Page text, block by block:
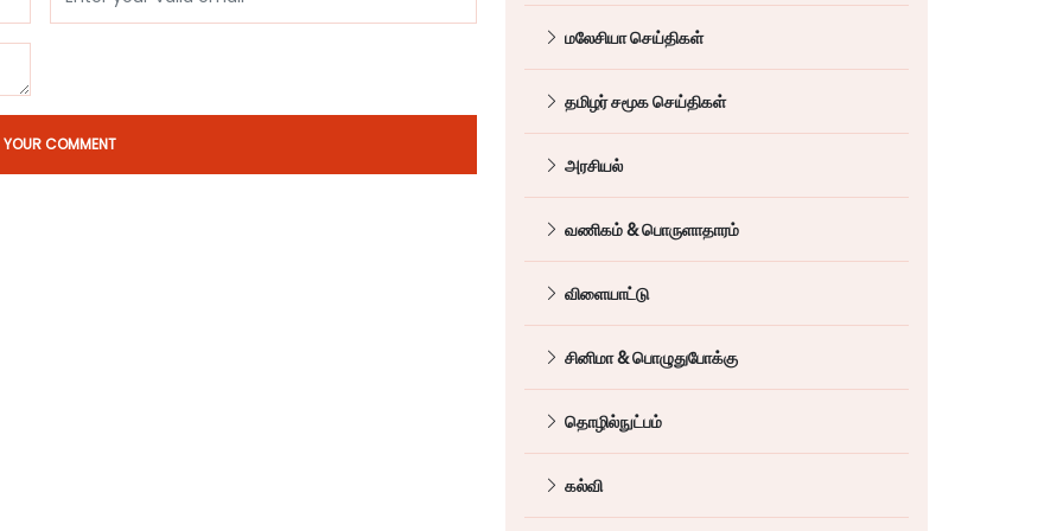
YOUR COMMENT
மலேசியா செய்திகள்
தமிழர் சமூக செய்திகள்
அரசியல்
வணிகம் & பொருளாதாரம்
விளையாட்டு
சினிமா & பொழுதுபோக்கு
தொழில்நுட்பம்
கல்வி